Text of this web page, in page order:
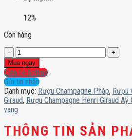
12%
Còn hàng
Rượu
Champagne
Henri
Giraud
Aÿ
Grand
Cru
Brut
MV
14
Mua ngay
Liên hệ hotline
Gửi tin nhắn
Danh mục: Rượu Champagne Pháp, Rượu
Giraud, Rượu Champagne Henri Giraud
vang
THÔNG TIN SẢN